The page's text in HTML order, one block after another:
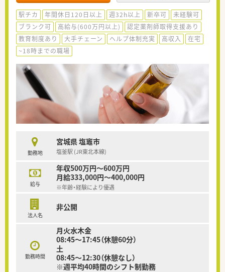
駅チカ 年間休日120日以上 週32h以上 新卒可
未経験可
ブランク可
高給与(600万円以上)
認定薬剤師取得支援あり
教育制度あり
大手チェーン ヘルプ体制充実 高収入
在宅
~18時までの職場
勤務地
宮城県 塩竈市
塩釜駅 (JR東北本線)
給与
年収500万円～600万円
月給333,000円～400,000円
※年齢・経験により優遇
法人名
非公開
勤務時間
月火水木金
08:45～17:45（休憩60分）
土
08:45～12:30（休憩なし）
※週平均40時間のシフト制勤務